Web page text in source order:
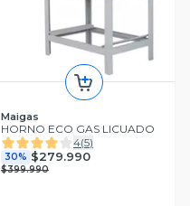
Maigas
HORNO ECO GAS LICUADO
4(5)
30% $279.990
$399.990